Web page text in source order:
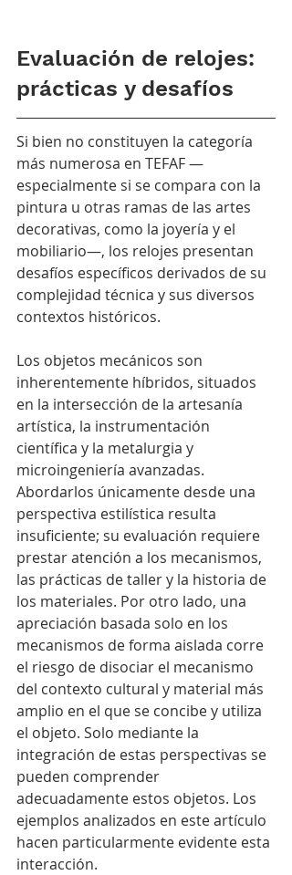
Evaluación de relojes:
prácticas y desafíos
Si bien no constituyen la categoría
más numerosa en TEFAF —
especialmente si se compara con la
pintura u otras ramas de las artes
decorativas, como la joyería y el
mobiliario—, los relojes presentan
desafíos específicos derivados de su
complejidad técnica y sus diversos
contextos históricos.
Los objetos mecánicos son
inherentemente híbridos, situados
en la intersección de la artesanía
artística, la instrumentación
científica y la metalurgia y
microingeniería avanzadas.
Abordarlos únicamente desde una
perspectiva estilística resulta
insuficiente; su evaluación requiere
prestar atención a los mecanismos,
las prácticas de taller y la historia de
los materiales. Por otro lado, una
apreciación basada solo en los
mecanismos de forma aislada corre
el riesgo de disociar el mecanismo
del contexto cultural y material más
amplio en el que se concibe y utiliza
el objeto. Solo mediante la
integración de estas perspectivas se
pueden comprender
adecuadamente estos objetos. Los
ejemplos analizados en este artículo
hacen particularmente evidente esta
interacción.